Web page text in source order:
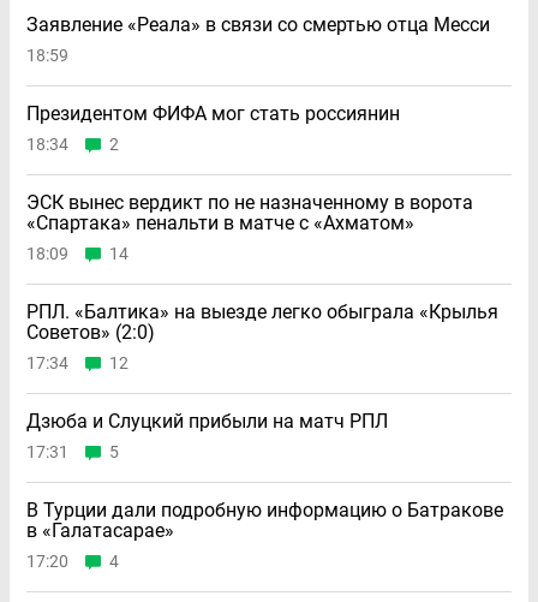
Заявление «Реала» в связи со смертью отца Месси
18:59
Президентом ФИФА мог стать россиянин
18:34 2
ЭСК вынес вердикт по не назначенному в ворота
«Спартака» пенальти в матче с «Ахматом»
18:09 14
РПЛ. «Балтика» на выезде легко обыграла «Крылья
Советов» (2:0)
17:34 12
Дзюба и Слуцкий прибыли на матч РПЛ
17:31 5
В Турции дали подробную информацию о Батракове
в «Галатасарае»
17:20 4